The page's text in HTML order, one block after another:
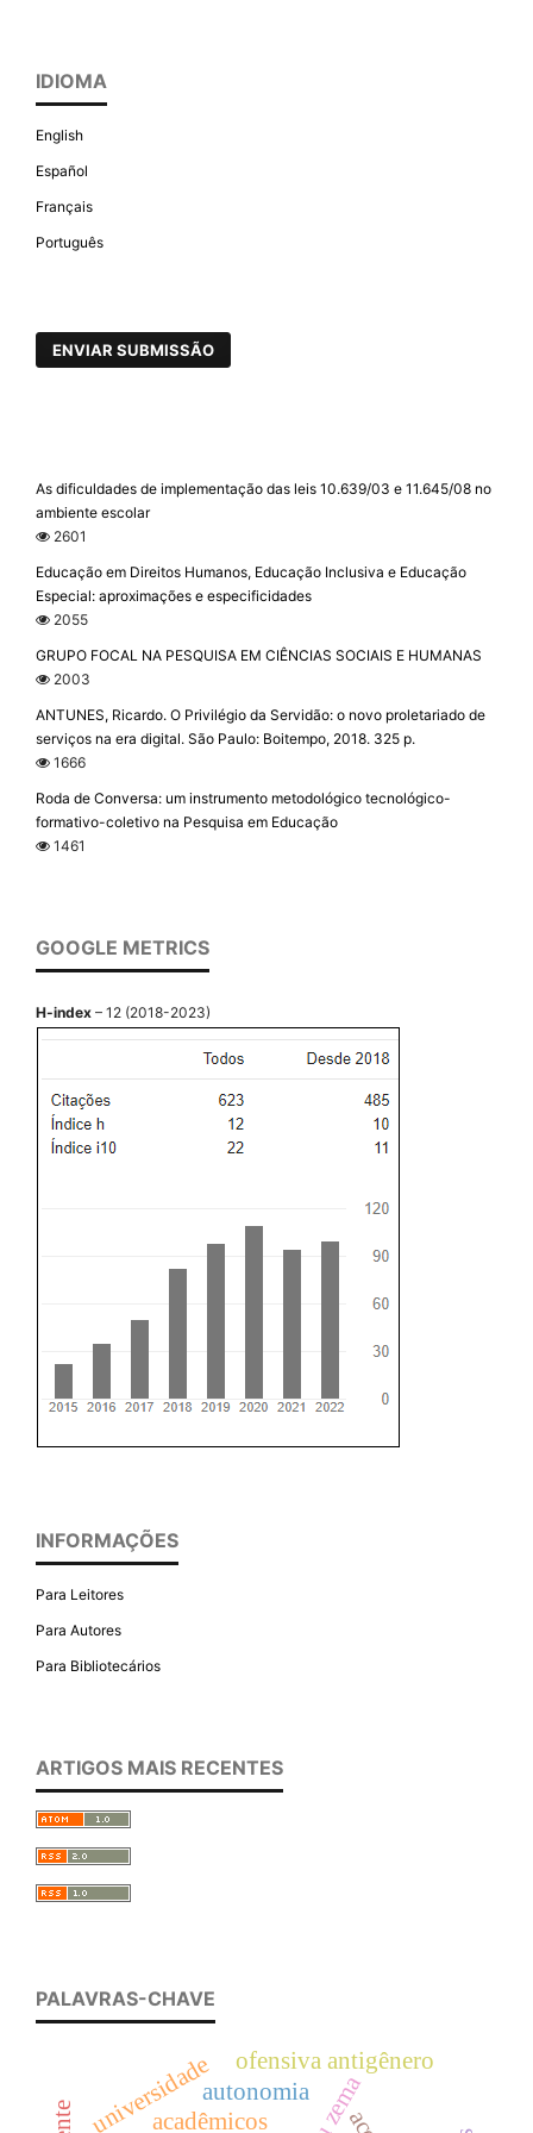
IDIOMA
English
Español
Français
Português
ENVIAR SUBMISSÃO
As dificuldades de implementação das leis 10.639/03 e 11.645/08 no
ambiente escolar
2601
Educação em Direitos Humanos, Educação Inclusiva e Educação
Especial: aproximações e especificidades
2055
GRUPO FOCAL NA PESQUISA EM CIÊNCIAS SOCIAIS E HUMANAS
2003
ANTUNES, Ricardo. O Privilégio da Servidão: o novo proletariado de
serviços na era digital. São Paulo: Boitempo, 2018. 325 p.
1666
Roda de Conversa: um instrumento metodológico tecnológico-
formativo-coletivo na Pesquisa em Educação
1461
GOOGLE METRICS
H-index – 12 (2018-2023)
INFORMAÇÕES
Para Leitores
Para Autores
Para Bibliotecários
ARTIGOS MAIS RECENTES
PALAVRAS-CHAVE
acadêmicos
universidade ofensiva antigênero
autonomia